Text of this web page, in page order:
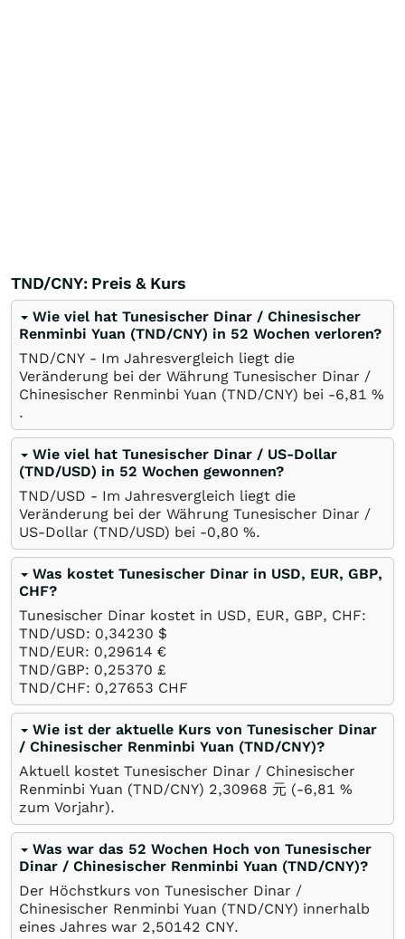
TND/CNY: Preis & Kurs
Wie viel hat Tunesischer Dinar / Chinesischer
Renminbi Yuan (TND/CNY) in 52 Wochen verloren?
TND/CNY - Im Jahresvergleich liegt die
Veränderung bei der Währung Tunesischer Dinar /
Chinesischer Renminbi Yuan (TND/CNY) bei -6,81 %
.
Wie viel hat Tunesischer Dinar / US-Dollar
(TND/USD) in 52 Wochen gewonnen?
TND/USD - Im Jahresvergleich liegt die
Veränderung bei der Währung Tunesischer Dinar /
US-Dollar (TND/USD) bei -0,80 %.
Was kostet Tunesischer Dinar in USD, EUR, GBP,
CHF?
Tunesischer Dinar kostet in USD, EUR, GBP, CHF:
TND/USD: 0,34230 $
TND/EUR: 0,29614 €
TND/GBP: 0,25370 £
TND/CHF: 0,27653 CHF
Wie ist der aktuelle Kurs von Tunesischer Dinar
/ Chinesischer Renminbi Yuan (TND/CNY)?
Aktuell kostet Tunesischer Dinar / Chinesischer
Renminbi Yuan (TND/CNY) 2,30968 元 (-6,81 %
zum Vorjahr).
Was war das 52 Wochen Hoch von Tunesischer
Dinar / Chinesischer Renminbi Yuan (TND/CNY)?
Der Höchstkurs von Tunesischer Dinar /
Chinesischer Renminbi Yuan (TND/CNY) innerhalb
eines Jahres war 2,50142 CNY.